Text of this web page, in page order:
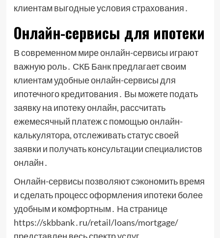
клиентам выгодные условия страхования․
Онлайн-сервисы для ипотеки
В современном мире онлайн-сервисы играют
важную роль․ СКБ Банк предлагает своим
клиентам удобные онлайн-сервисы для
ипотечного кредитования․ Вы можете подать
заявку на ипотеку онлайн, рассчитать
ежемесячный платеж с помощью онлайн-
калькулятора, отслеживать статус своей
заявки и получать консультации специалистов
онлайн․
Онлайн-сервисы позволяют сэкономить время
и сделать процесс оформления ипотеки более
удобным и комфортным․ На странице
https://skbbank․ru/retail/loans/mortgage/